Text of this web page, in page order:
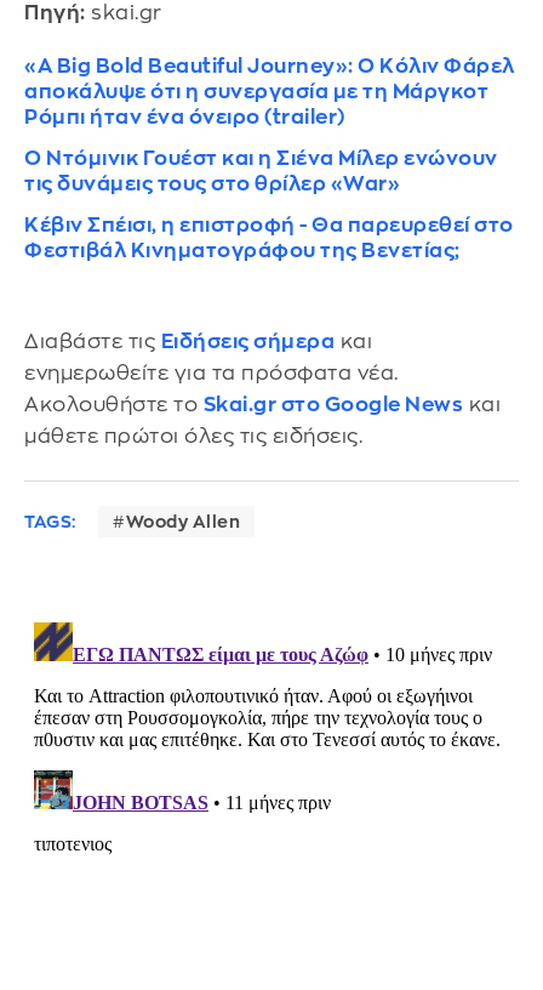
Πηγή: skai.gr
«A Big Bold Beautiful Journey»: Ο Κόλιν Φάρελ
αποκάλυψε ότι η συνεργασία με τη Μάργκοτ
Ρόμπι ήταν ένα όνειρο (trailer)
Ο Ντόμινικ Γουέστ και η Σιένα Μίλερ ενώνουν
τις δυνάμεις τους στο θρίλερ «War»
Κέβιν Σπέισι, η επιστροφή - Θα παρευρεθεί στο
Φεστιβάλ Κινηματογράφου της Βενετίας;
Διαβάστε τις Ειδήσεις σήμερα και
ενημερωθείτε για τα πρόσφατα νέα.
Ακολουθήστε το Skai.gr στο Google News και
μάθετε πρώτοι όλες τις ειδήσεις.
TAGS: Woody Allen